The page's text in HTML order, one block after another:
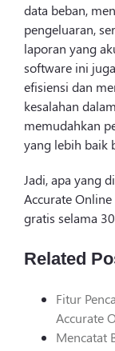
data beban,
pengeluaran,
laporan yang
software ini
efisiensi dan
kesalahan
memudahkan
yang lebih baik
Jadi, apa yang
Accurate
gratis selama
Related
Fitur
Accurate
Mencatat